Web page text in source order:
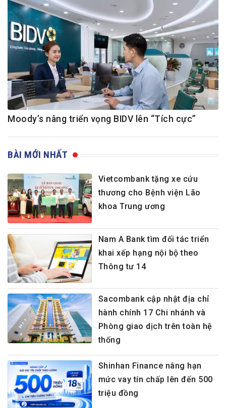
Moody’s nâng triển vọng BIDV lên “Tích cực”
BÀI MỚI NHẤT
Vietcombank tặng xe cứu
thương cho Bệnh viện Lão
khoa Trung ương
Nam A Bank tìm đối tác triển
khai xếp hạng nội bộ theo
Thông tư 14
Sacombank cập nhật địa chỉ
hành chính 17 Chi nhánh và
Phòng giao dịch trên toàn hệ
thống
Shinhan Finance nâng hạn
mức vay tín chấp lên đến 500
triệu đồng